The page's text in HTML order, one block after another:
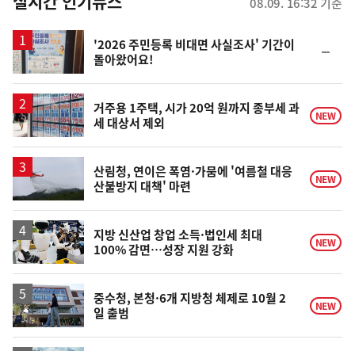
스
'2026 주민등록 비대면 사실조사' 기간이
돌아왔어요!
일
거주용 1주택, 시가 20억 원까지 종부세 과
세 대상서 제외
NEW
산림청, 연이은 폭염·가뭄에 '여름철 대응
산불방지 대책' 마련
NEW
지방 신산업 창업 소득·법인세 최대
100% 감면…성장 지원 강화
NEW
중수청, 본청·6개 지방청 체제로 10월 2
일 출범
NEW